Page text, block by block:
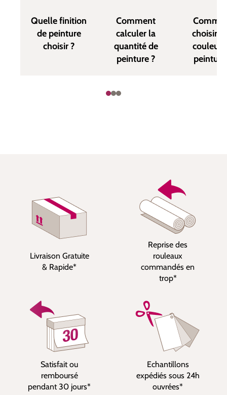
Quelle finition
de peinture
choisir ?
Comment
calculer la
quantité de
peinture ?
choisir
couleur
peinture
Livraison Gratuite
& Rapide*
Reprise des
rouleaux
commandés en
trop*
Satisfait ou
remboursé
pendant 30 jours*
Echantillons
expédiés sous 24h
ouvrées*